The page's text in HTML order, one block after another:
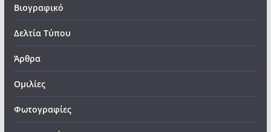
Βιογραφικό
Δελτία Τύπου
Άρθρα
Ομιλίες
Φωτογραφίες